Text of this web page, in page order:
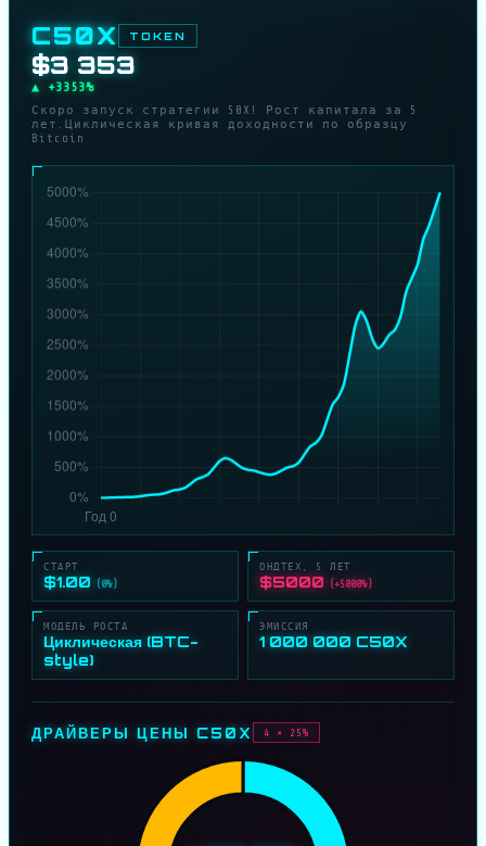
C50X TOKEN
$4 000
▲ +4000%
Скоро запуск стратегии 50X! Рост капитала за 5
лет.Циклическая кривая доходности по образцу
Bitcoin
СТАРТ
$1.00 (0%)
ОНДТЕХ, 5 ЛЕТ
$5000 (+5000%)
МОДЕЛЬ РОСТА
Циклическая (BTC-
style)
ЭМИССИЯ
1 000 000 C50X
ДРАЙВЕРЫ ЦЕНЫ C50X 4 × 25%